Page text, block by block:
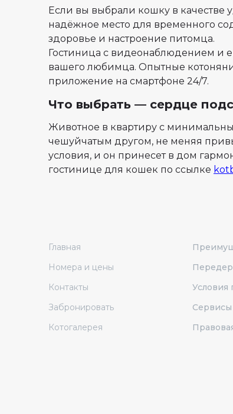
Если вы выбрали кошку в качестве
надёжное место для временного
здоровье и настроение питомца.
Гостиница с видеонаблюдением и
вашего любимца. Опытные
приложение на смартфоне 24/7.
Что выбрать — сердце
Животное в квартиру с
чешуйчатым другом, не меняя
условия, и он принесет в дом
гостинице для кошек по ссылке
Главная
Номера и цены
Контакты
Забронировать
Котогалерея
Сервисы